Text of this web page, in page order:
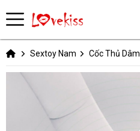
Sextoy Nam Cốc Thủ Dâm